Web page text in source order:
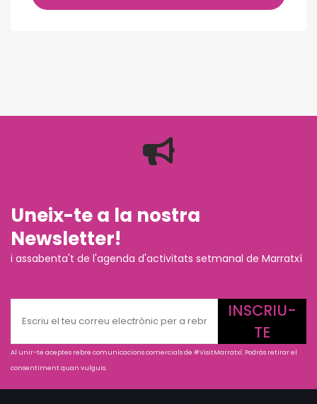
Uneix-te a la nostra
Newsletter!
i assabenta't de l'agenda d'activitats setmanal de Marratxí
INSCRIU-
TE
Al unir-te aceptes rebre comunicacions comercials de #VisitMarratxí. Podràs retirar el
consentiment quan vulguis.